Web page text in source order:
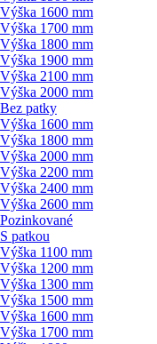
Výška 1600 mm
Výška 1700 mm
Výška 1800 mm
Výška 1900 mm
Výška 2100 mm
Výška 2000 mm
Bez patky
Výška 1600 mm
Výška 1800 mm
Výška 2000 mm
Výška 2200 mm
Výška 2400 mm
Výška 2600 mm
Pozinkované
S patkou
Výška 1100 mm
Výška 1200 mm
Výška 1300 mm
Výška 1500 mm
Výška 1600 mm
Výška 1700 mm